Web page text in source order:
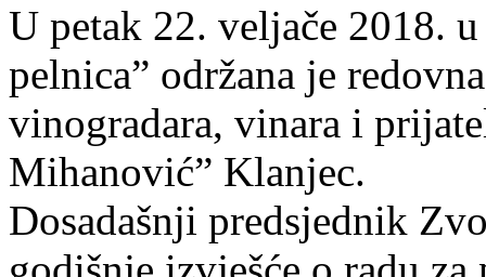
U petak 22. veljače 2018.
pelnica” održana je
vinogradara, vinara i
Mihanović” Klanjec.
Dosadašnji predsjednik